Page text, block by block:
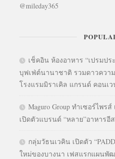
@mileday365
เช็คอิน ห้องอาหาร “เปรมป
บุฟเฟ่ต์นานาชาติ รวมดาวคว
โรงแรมมิราเคิล แกรนด์ คอนเ
Maguro Group ทำเซอร์ไพร
เปิดตัวแบรนด์ “หลาย”อาหาร
กลุ่มวัธนเวคิน เปิดตัว
ใหม่ของบางนา เฟสแรกแผนพั